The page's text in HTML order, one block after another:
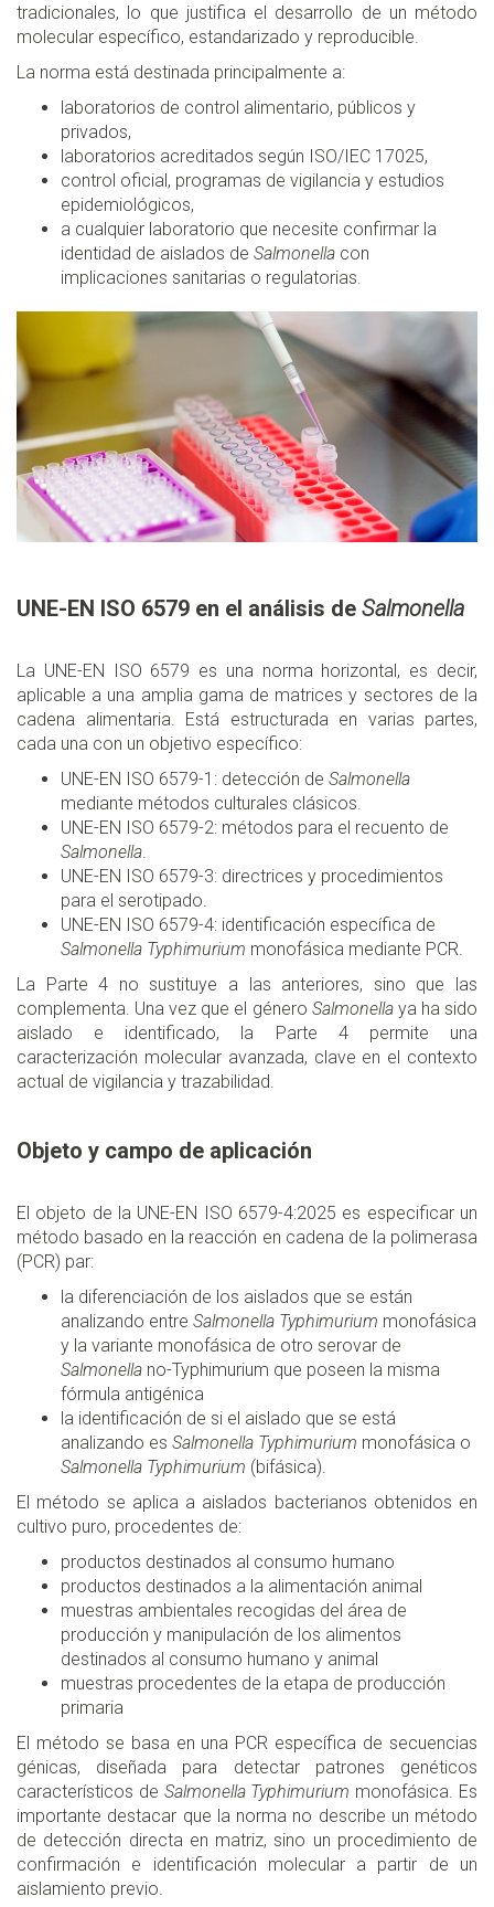
tradicionales, lo que justifica el desarrollo de un método
molecular específico, estandarizado y reproducible.
La norma está destinada principalmente a:
laboratorios de control alimentario, públicos y
privados,
laboratorios acreditados según ISO/IEC 17025,
control oficial, programas de vigilancia y estudios
epidemiológicos,
a cualquier laboratorio que necesite confirmar la
identidad de aislados de Salmonella con
implicaciones sanitarias o regulatorias.
UNE-EN ISO 6579 en el análisis de Salmonella
La UNE-EN ISO 6579 es una norma horizontal, es decir,
aplicable a una amplia gama de matrices y sectores de la
cadena alimentaria. Está estructurada en varias partes,
cada una con un objetivo específico:
UNE-EN ISO 6579-1: detección de Salmonella
mediante métodos culturales clásicos.
UNE-EN ISO 6579-2: métodos para el recuento de
Salmonella
UNE-EN ISO 6579-3: directrices y procedimientos
para el serotipado.
UNE-EN ISO 6579-4: identificación específica de
Salmonella Typhimurium monofásica mediante PCR.
La Parte 4 no sustituye a las anteriores, sino que las
complementa. Una vez que el género Salmonellaya ha sido
aislado e identificado, la Parte 4 permite una
caracterización molecular avanzada, clave en el contexto
actual de vigilancia y trazabilidad.
Objeto y campo de aplicación
El objeto de la UNE-EN ISO 6579-4:2025 es especificar un
método basado en la reacción en cadena de la polimerasa
(PCR) par:
la diferenciación de los aislados que se están
analizando entre Salmonella Typhimurium monofásica
y la variante monofásica de otro serovar de
Salmonella no-Typhimurium que poseen la misma
fórmula antigénica
la identificación de si el aislado que se está
analizando es Salmonella Typhimurium monofásica o
Salmonella Typhimurium (bifásica).
El método se aplica a aislados bacterianos obtenidos en
cultivo puro, procedentes de:
productos destinados al consumo humano
productos destinados a la alimentación animal
muestras ambientales recogidas del área de
producción y manipulación de los alimentos
destinados al consumo humano y animal
muestras procedentes de la etapa de producción
primaria
El método se basa en una PCR específica de secuencias
génicas, diseñada para detectar patrones genéticos
característicos de Salmonella Typhimurium monofásica. Es
importante destacar que la norma no describe un método
de detección directa en matriz, sino un procedimiento de
confirmación e identificación molecular a partir de un
aislamiento previo.